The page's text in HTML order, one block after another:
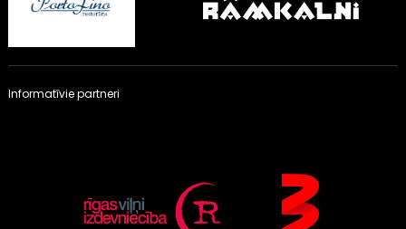
Informatīvie partneri